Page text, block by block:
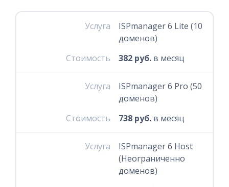
Услуга
ISPmanager 6 Lite (10
доменов)
Стоимость
382 руб.в месяц
Услуга
ISPmanager 6 Pro (50
доменов)
Стоимость
738 руб.в месяц
Услуга
ISPmanager 6 Host
(Неограниченно
доменов)